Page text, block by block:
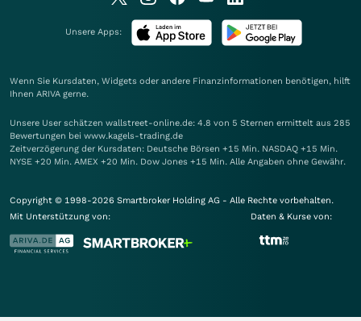
Unsere Apps:
Wenn Sie Kursdaten, Widgets oder andere Finanzinformationen benötigen, hilft
Ihnen ARIVA gerne.
Unsere User schätzen wallstreet-online.de: 4.8 von 5 Sternen ermittelt aus 285
Bewertungen bei www.kagels-trading.de
Zeitverzögerung der Kursdaten: Deutsche Börsen +15 Min. NASDAQ +15 Min.
NYSE +20 Min. AMEX +20 Min. Dow Jones +15 Min. Alle Angaben ohne Gewähr.
Copyright © 1998-2026 Smartbroker Holding AG - Alle Rechte vorbehalten.
Mit Unterstützung von:
Daten & Kurse von: